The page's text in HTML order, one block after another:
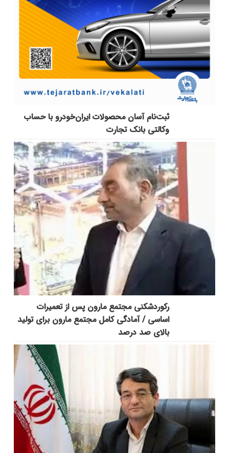
ثبت‌نام آسان محصولات ایران‌خودرو با حساب
وکالتی بانک تجارت
رکوردشکنی مجتمع مارون پس از تعمیرات
اساسی / آمادگی کامل مجتمع مارون برای تولید
بالای صد درصد